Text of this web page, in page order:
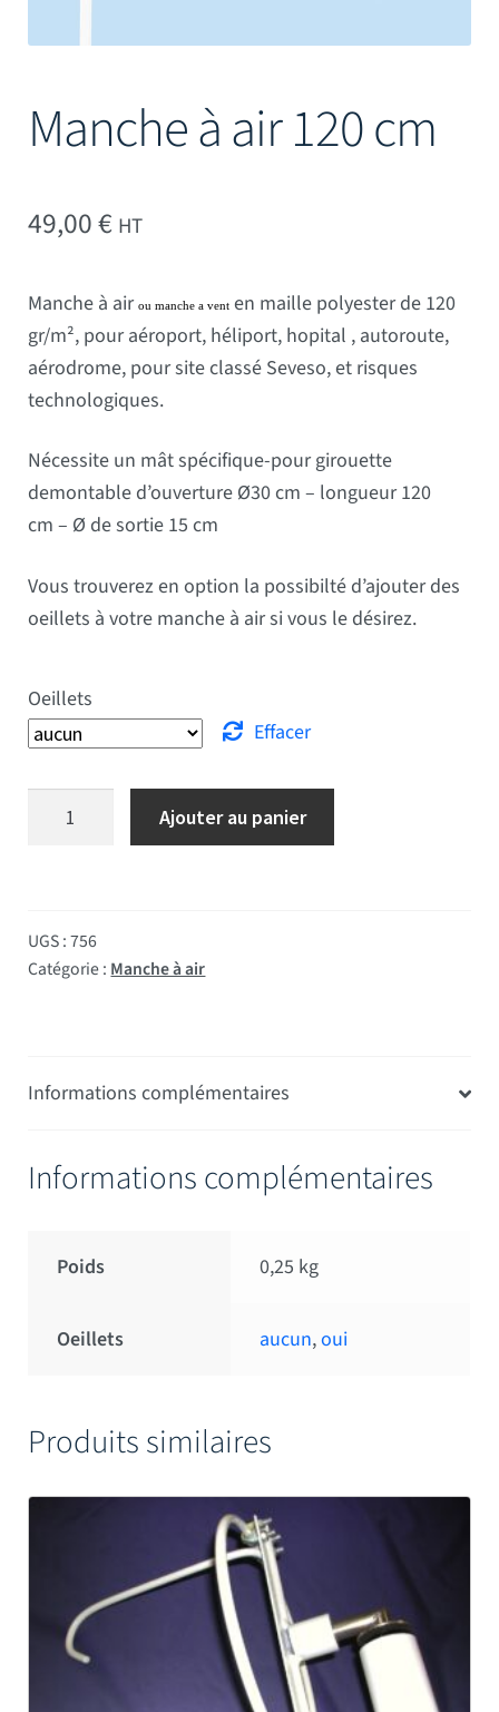
Manche à air 120 cm
49,00€ HT
Manche à airou manche a vent en maille polyester de 120
gr/m², pour aéroport, héliport, hopital , autoroute,
aérodrome, pour site classé Seveso, et risques
technologiques.
Nécessite un mât spécifique-pour girouette
demontable d’ouverture Ø30 cm – longueur 120
cm – Ø de sortie 15 cm
Vous trouverez en option la possibilté d’ajouter des
oeillets à votre manche à air si vous le désirez.
Oeillets
Effacer
quantité de Manche à air 120 cm
Ajouter au panier
UGS :756
Catégorie : Manche à air
Informations complémentaires
Informations complémentaires
Poids 0,25 kg
Oeillets aucun,oui
Produits similaires